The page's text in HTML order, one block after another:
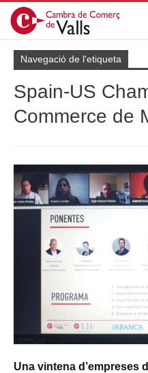
Navegació de l'etiqueta
Spain-US
Commerce de
Una vintena d’empreses